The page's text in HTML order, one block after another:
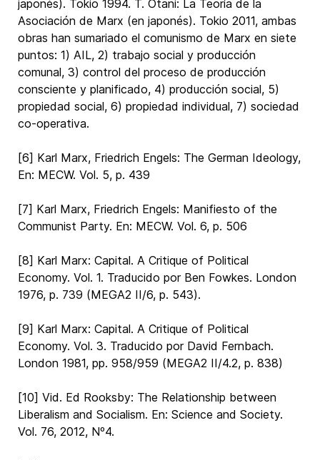
japonés). Tokio 1994. T. Otani: La Teoría de la
Asociación de Marx (en japonés). Tokio 2011, ambas
obras han sumariado el comunismo de Marx en siete
puntos: 1) AIL, 2) trabajo social y producción
comunal, 3) control del proceso de producción
consciente y planificado, 4) producción social, 5)
propiedad social, 6) propiedad individual, 7) sociedad
co-operativa.
[6] Karl Marx, Friedrich Engels: The German Ideology,
En: MECW. Vol. 5, p. 439
[7] Karl Marx, Friedrich Engels: Manifiesto of the
Communist Party. En: MECW. Vol. 6, p. 506
[8] Karl Marx: Capital. A Critique of Political
Economy. Vol. 1. Traducido por Ben Fowkes. London
1976, p. 739 (MEGA2 II/6, p. 543).
[9] Karl Marx: Capital. A Critique of Political
Economy. Vol. 3. Traducido por David Fernbach.
London 1981, pp. 958/959 (MEGA2 II/4.2, p. 838)
[10] Vid. Ed Rooksby: The Relationship between
Liberalism and Socialism. En: Science and Society.
Vol. 76, 2012, Nº4.